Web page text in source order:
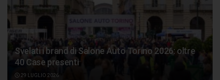
Svelati i brand di Salone Auto Torino 2026: oltre
40 Case presenti
29 LUGLIO 2026